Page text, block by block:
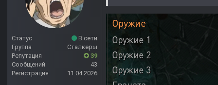
Статус
В сети
Группа
Сталкеры
Репутация
39
Сообщений
43
Регистрация
11.04.2026